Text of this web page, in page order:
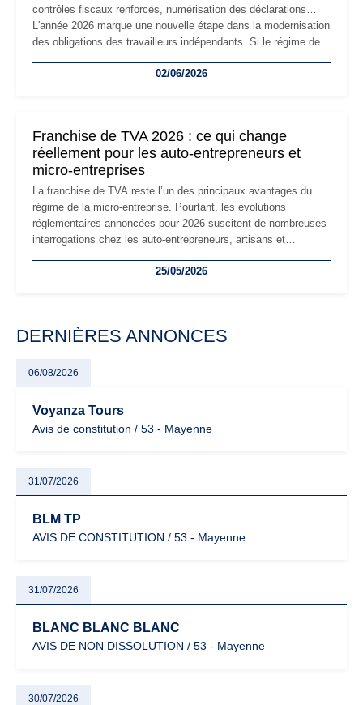
contrôles fiscaux renforcés, numérisation des déclarations…
L'année 2026 marque une nouvelle étape dans la modernisation
des obligations des travailleurs indépendants. Si le régime de
les auto-entrepreneurs devront s'adapter à un environnement
02/06/2026
Franchise de TVA 2026 : ce qui change
réellement pour les auto-entrepreneurs et
micro-entreprises
La franchise de TVA reste l’un des principaux avantages du
régime de la micro-entreprise. Pourtant, les évolutions
réglementaires annoncées pour 2026 suscitent de nombreuses
interrogations chez les auto-entrepreneurs, artisans et
facturation ou risque de bascule vers la TVA : les règles
25/05/2026
DERNIÈRES ANNONCES
06/08/2026
Voyanza Tours
Avis de constitution / 53 - Mayenne
31/07/2026
BLM TP
AVIS DE CONSTITUTION / 53 - Mayenne
31/07/2026
BLANC BLANC BLANC
AVIS DE NON DISSOLUTION / 53 - Mayenne
30/07/2026